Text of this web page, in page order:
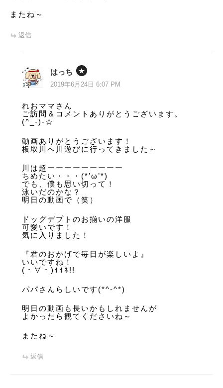
またね～
返信
はっち
2019年6月24日 6:07 PM
れおママさん
ご訪問＆コメントありがとうございます。
(^_-)-☆
動画ありがとうございます！
板取川へ川遊びに行ってきました～
川は超ーーーーーーーーー
ちめたい・・・(*’ω’*)
でも、僕も思い切って！
泳いだのかな？
明日の動画で（笑）
ドッグデプトのお揃いの洋服
可愛いです！
気に入りました！
『君のおかげで毎日が楽しいよ』
いいですね！
(・∀・)ｲｲﾈ!!
パパさんらしいです(*^-^*)
明日の動画も長いかもしれませんが
よかったら観てくださいね～
またね～
返信